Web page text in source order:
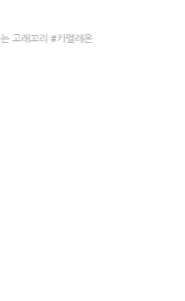
고래꼬리 #카멜레온